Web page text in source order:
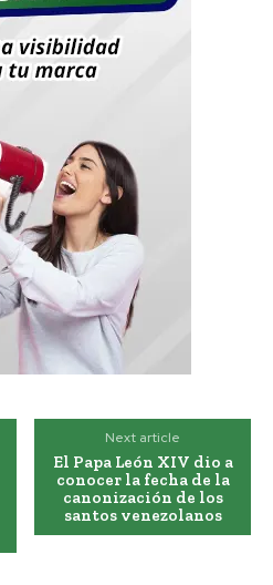
Next article
El Papa León XIV dio a
conocer la fecha de la
canonización de los
santos venezolanos